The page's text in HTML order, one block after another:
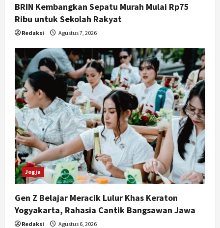
BRIN Kembangkan Sepatu Murah Mulai Rp75
Ribu untuk Sekolah Rakyat
Redaksi Agustus 7, 2026
Jogja
Gen Z Belajar Meracik Lulur Khas Keraton
Yogyakarta, Rahasia Cantik Bangsawan Jawa
Redaksi Agustus 6, 2026